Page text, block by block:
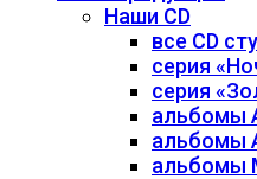
Наши CD
все CD
серия
серия
альбомы
альбомы
альбомы